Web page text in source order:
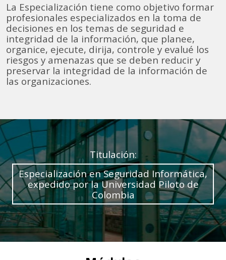
La Especialización tiene como objetivo formar
profesionales especializados en la toma de
decisiones en los temas de seguridad e
integridad de la información, que planee,
organice, ejecute, dirija, controle y evalué los
riesgos y amenazas que se deben reducir y
preservar la integridad de la información de
las organizaciones.
Titulación:
Especialización en Seguridad Informática,
expedido por la Universidad Piloto de
Colombia